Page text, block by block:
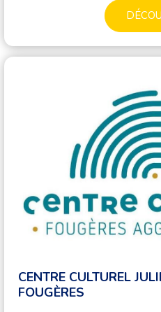
CENTRE CULTUREL
FOUGÈRES